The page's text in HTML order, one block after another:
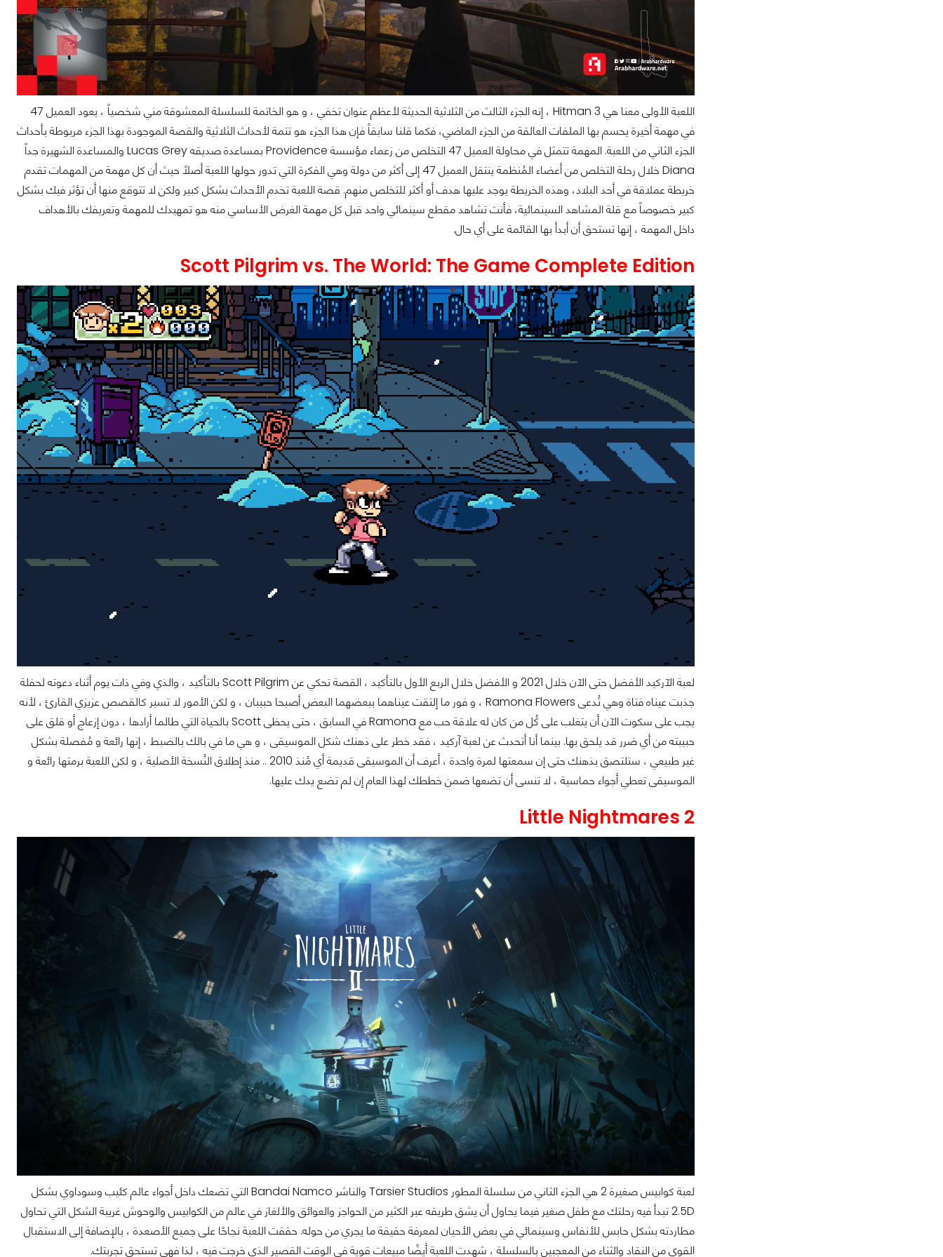
اللعبة الأولى معنا هي Hitman 3 ، إنه الجزء الثالث من الثلاثية الحديثة لأعظم عنوان تخفي ، و هو الخاتمة للسلسلة المعشوقة مني شخصياً ، يعود العميل 47
في مهمة أخيرة يحسم بها الملفات العالقة من الجزء الماضي، فكما قلنا سابقاً فإن هذا الجزء هو تتمة لأحداث الثلاثية والقصة الموجودة بهذا الجزء مربوطة بأحداث
الجزء الثاني من اللعبة. المهمة تتمثل في محاولة العميل 47 التخلص من زعماء مؤسسة Providence بمساعدة صديقه Lucas Grey والمساعدة الشهيرة جداً
Diana خلال رحلة التخلص من أعضاء المُنظمة ينتقل العميل 47 إلى أكثر من دولة وهي الفكرة التي تدور حولها اللعبة أصلاً حيث أن كل مهمة من المهمات تقدم
خريطة عملاقة في أحد البلاد، وهذه الخريطة يوجد عليها هدف أو أكثر للتخلص منهم. قصة اللعبة تخدم الأحداث بشكل كبير ولكن لا تتوقع منها أن تؤثر فيك بشكل
كبير خصوصاً مع قلة المشاهد السينمائية، فأنت تشاهد مقطع سينمائي واحد قبل كل مهمة الغرض الأساسي منه هو تمهيدك للمهمة وتعريفك بالأهداف
داخل المهمة ، إنها تستحق أن أبدأ بها القائمة على أي حال.
Scott Pilgrim vs. The World: The Game Complete Edition
لعبة الآركيد الأفضل حتى الآن خلال 2021 و الأفضل خلال الربع الأول بالتأكيد ، القصة تحكي عن Scott Pilgrim بالتأكيد ، والذي وفي ذات يوم أثناء دعوته لحفلة
جذبت عيناه فتاة وهي تُدعى Ramona Flowers ، و فور ما إلتقت عيناهما ببعضهما البعض أصبحا حبيبان ، و لكن الأمور لا تسير كالقصص عزيزي القارئ ، لأنه
يجب على سكوت الآن أن يتغلب على كُل من كان له علاقة حب مع Ramona في السابق ، حتى يحظى Scott بالحياة التي طالما أرادها ، دون إزعاج أو قلق على
حبيبته من أي ضرر قد يلحق بها. بينما أنا أتحدث عن لعبة آركيد ، فقد خطر على ذهنك شكل الموسيقى ، و هي ما في بالك بالضبط ، إنها رائعة و مُفصلة بشكل
غير طبيعي ، ستلتصق بذهنك حتى إن سمعتها لمرة واحدة ، أعرف أن الموسيقى قديمة أي مُنذ 2010 .. منذ إطلاق النُسخة الأصلية ، و لكن اللعبة برمتها رائعة و
الموسيقى تعطي أجواء حماسية ، لا تنسى أن تضعها ضمن خططك لهذا العام إن لم تضع يدك عليها.
Little Nightmares 2
لعبة كوابيس صغيرة 2 هي الجزء الثاني من سلسلة المطور Tarsier Studios والناشر Bandai Namco التي تضعك داخل أجواء عالم كئيب وسوداوي بشكل
2.5D تبدأ فيه رحلتك مع طفل صغير فيما يحاول أن يشق طريقه عبر الكثير من الحواجز والعوائق والألغاز في عالم من الكوابيس والوحوش غريبة الشكل التي تحاول
مطاردته بشكل حابس للأنفاس وسينمائي في بعض الأحيان لمعرفة حقيقة ما يجري من حوله. حققت اللعبة نجاحًا على جميع الأصعدة ، بالإضافة إلى الاستقبال
القوي من النقاد والثناء من المعجبين بالسلسلة ، شهدت اللعبة أيضًا مبيعات قوية في الوقت القصير الذي خرجت فيه ، لذا فهي تستحق تجربتك.